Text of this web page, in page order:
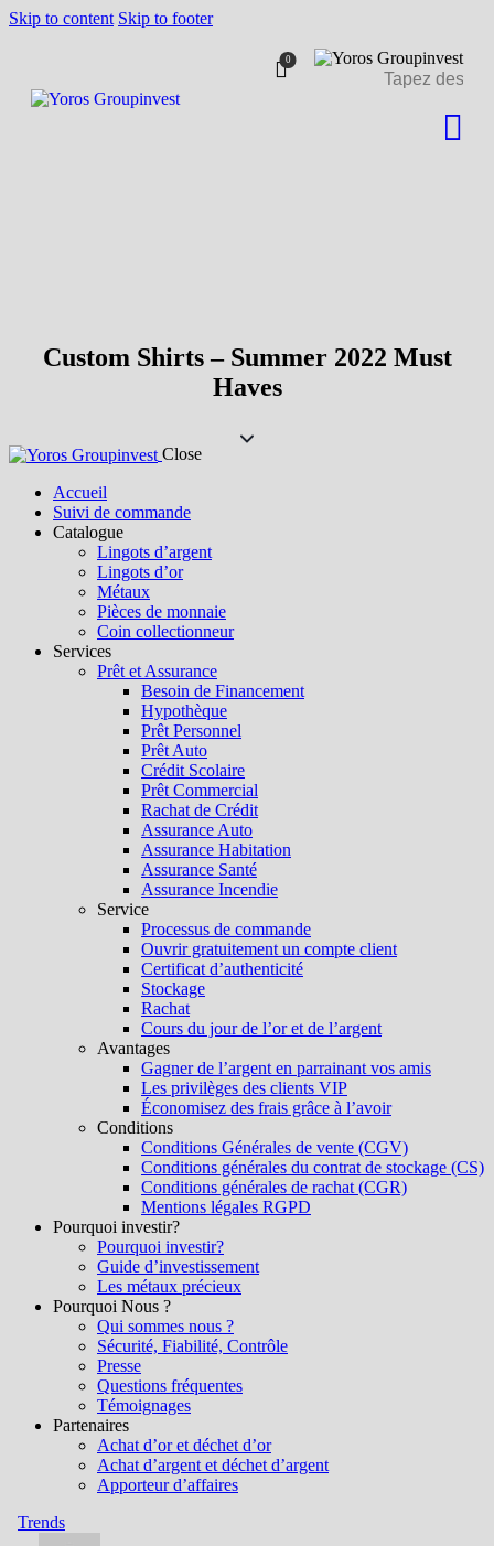
Skip to content Skip to footer
0
Custom Shirts – Summer 2022 Must
Haves
Close
Accueil
Suivi de commande
Catalogue
Lingots d’argent
Lingots d’or
Métaux
Pièces de monnaie
Coin collectionneur
Services
Prêt et Assurance
Besoin de Financement
Hypothèque
Prêt Personnel
Prêt Auto
Crédit Scolaire
Prêt Commercial
Rachat de Crédit
Assurance Auto
Assurance Habitation
Assurance Santé
Assurance Incendie
Service
Processus de commande
Ouvrir gratuitement un compte client
Certificat d’authenticité
Stockage
Rachat
Cours du jour de l’or et de l’argent
Avantages
Gagner de l’argent en parrainant vos amis
Les privilèges des clients VIP
Économisez des frais grâce à l’avoir
Conditions
Conditions Générales de vente (CGV)
Conditions générales du contrat de stockage (CS)
Conditions générales de rachat (CGR)
Mentions légales RGPD
Pourquoi investir?
Pourquoi investir?
Guide d’investissement
Les métaux précieux
Pourquoi Nous ?
Qui sommes nous ?
Sécurité, Fiabilité, Contrôle
Presse
Questions fréquentes
Témoignages
Partenaires
Achat d’or et déchet d’or
Achat d’argent et déchet d’argent
Apporteur d’affaires
Trends
Livraison à partir de 500 €